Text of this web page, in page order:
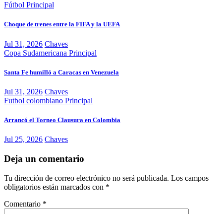
Fútbol Principal
Choque de trenes entre la FIFA y la UEFA
Jul 31, 2026 Chaves
Copa Sudamericana Principal
Santa Fe humilló a Caracas en Venezuela
Jul 31, 2026 Chaves
Futbol colombiano Principal
Arrancó el Torneo Clausura en Colombia
Jul 25, 2026 Chaves
Deja un comentario
Tu dirección de correo electrónico no será publicada. Los campos
obligatorios están marcados con *
Comentario *